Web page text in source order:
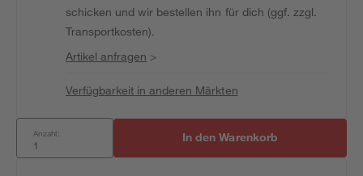
schicken und wir bestellen ihn für dich (ggf. zzgl.
Transportkosten).
Artikel anfragen >
Verfügbarkeit in anderen Märkten
Anzahl: In den Warenkorb